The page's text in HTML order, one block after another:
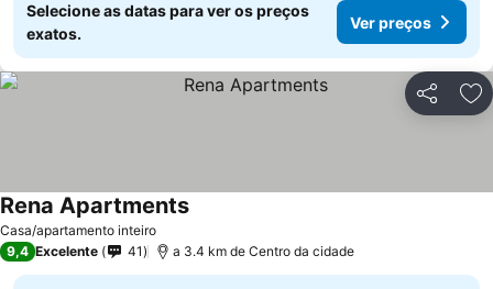
Selecione as datas para ver os preços
exatos.
Ver preços
Partilhar
Casa/apartamento inteiro
Rena ApartmentsVer preços
9,4 Excelente 41 a 3.4 km de Centro da cidade